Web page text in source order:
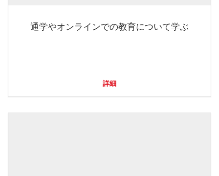
通学やオンラインでの教育について学ぶ
詳細